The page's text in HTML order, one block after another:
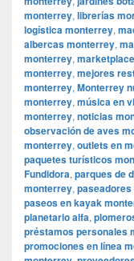
monterrey, librerías
logística monterrey,
albercas monterrey,
monterrey,
monterrey, mejores
monterrey, Monterrey
monterrey, música en
monterrey, noticias
observación de aves
monterrey, outlets en
paquetes turísticos
Fundidora, parques de
monterrey,
paseos en kayak
planetario alfa,
préstamos personales
promociones en línea